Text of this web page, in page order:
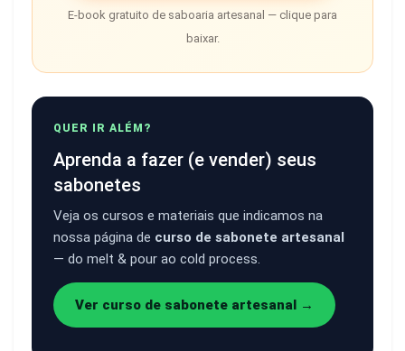
E-book gratuito de saboaria artesanal — clique para
baixar.
QUER IR ALÉM?
Aprenda a fazer (e vender) seus
sabonetes
Veja os cursos e materiais que indicamos na
nossa página de curso de sabonete artesanal
— do melt & pour ao cold process.
Ver curso de sabonete artesanal →